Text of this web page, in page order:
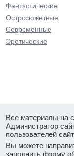
Фантастические
Остросюжетные
Современные
Эротические
Все материалы на
Администратор
пользователей
Вы можете
заполнить форму